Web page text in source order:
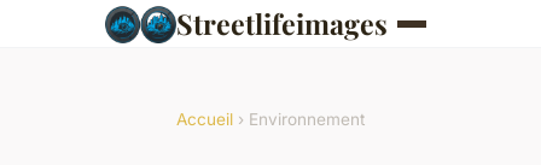
Streetlifeimages
Accueil › Environnement